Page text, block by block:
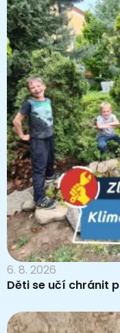
6. 8. 2026
Děti se učí chránit